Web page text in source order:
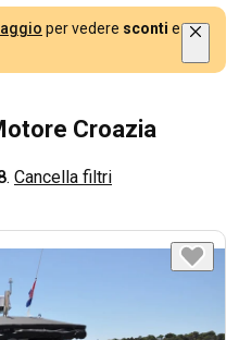
per vedere sconti e
Croazia
. Cancella filtri